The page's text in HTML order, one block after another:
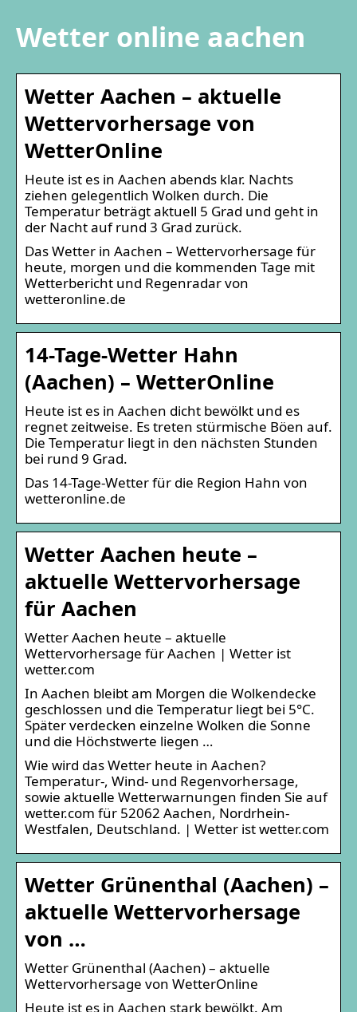
Wetter online aachen
Wetter Aachen – aktuelle
Wettervorhersage von
WetterOnline
Heute ist es in Aachen abends klar. Nachts
ziehen gelegentlich Wolken durch. Die
Temperatur beträgt aktuell 5 Grad und geht in
der Nacht auf rund 3 Grad zurück.
Das Wetter in Aachen – Wettervorhersage für
heute, morgen und die kommenden Tage mit
Wetterbericht und Regenradar von
wetteronline.de
14-Tage-Wetter Hahn
(Aachen) – WetterOnline
Heute ist es in Aachen dicht bewölkt und es
regnet zeitweise. Es treten stürmische Böen auf.
Die Temperatur liegt in den nächsten Stunden
bei rund 9 Grad.
Das 14-Tage-Wetter für die Region Hahn von
wetteronline.de
Wetter Aachen heute –
aktuelle Wettervorhersage
für Aachen
Wetter Aachen heute – aktuelle
Wettervorhersage für Aachen | Wetter ist
wetter.com
In Aachen bleibt am Morgen die Wolkendecke
geschlossen und die Temperatur liegt bei 5°C.
Später verdecken einzelne Wolken die Sonne
und die Höchstwerte liegen …
Wie wird das Wetter heute in Aachen?
Temperatur-, Wind- und Regenvorhersage,
sowie aktuelle Wetterwarnungen finden Sie auf
wetter.com für 52062 Aachen, Nordrhein-
Westfalen, Deutschland. | Wetter ist wetter.com
Wetter Grünenthal (Aachen) –
aktuelle Wettervorhersage
von …
Wetter Grünenthal (Aachen) – aktuelle
Wettervorhersage von WetterOnline
Heute ist es in Aachen stark bewölkt. Am